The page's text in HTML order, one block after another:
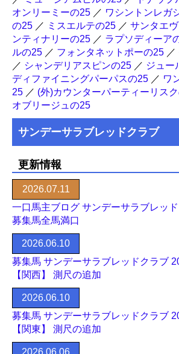
オンリーミーの25 ／ ワシントンレガ
の25 ／ ミスエルテの25 ／ サンタエ
ンティナリーの25 ／ ラプソディーア
ルの25 ／ フォンタネットポーの25 ／
／ シャンデリアスピンの25 ／ ジュー
ディファイニングパーパスの25 ／ ワ
25 ／ (外)カウンターパーティーリス
オブリージュの25
サンデーサラブレッドクラブ
更新情報
2026.07.11
一口馬主ブログ サンデーサラブレッ
募集馬全馬満口
2026.06.10
募集馬 サンデーサラブレッドクラブ
【関西】 測尺の追加
2026.06.10
募集馬 サンデーサラブレッドクラブ
【関東】 測尺の追加
2026.06.06